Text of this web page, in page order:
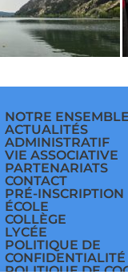
NOTRE
ACTUALITÉS
ADMINISTRATIF
VIE ASSOCIATIVE
PARTENARIATS
CONTACT
PRÉ-INSCRIPTION
ÉCOLE
COLLÈGE
LYCÉE
POLITIQUE DE
POLITIQUE DE